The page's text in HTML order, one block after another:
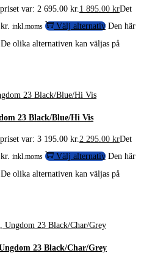
var: 2 695.00 kr.1 895.00 krDet
inkl.moms Välj alternativ Den här
olika alternativen kan väljas på
23 Black/Blue/Hi Vis
var: 3 195.00 kr.2 295.00 krDet
inkl.moms Välj alternativ Den här
olika alternativen kan väljas på
23 Black/Char/Grey